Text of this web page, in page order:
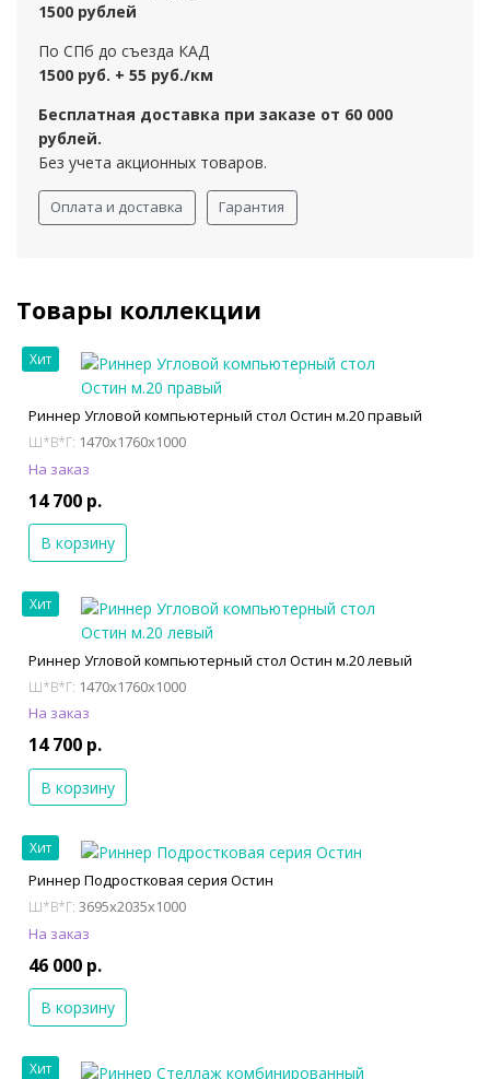
1500 рублей
По СПб до съезда КАД
1500 руб. + 55 руб./км
Бесплатная доставка при заказе от 60 000
рублей.
Без учета акционных товаров.
Оплата и доставка Гарантия
Товары коллекции
Хит
Риннер Угловой компьютерный стол Остин м.20 правый
Ш*В*Г: 1470x1760x1000
На заказ
14 700 р.
В корзину
Хит
Риннер Угловой компьютерный стол Остин м.20 левый
Ш*В*Г: 1470x1760x1000
На заказ
14 700 р.
В корзину
Хит
Риннер Подростковая серия Остин
Ш*В*Г: 3695x2035x1000
На заказ
46 000 р.
В корзину
Хит